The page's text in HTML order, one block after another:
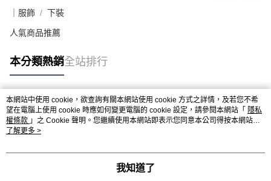
｜服飾 下裝
人氣商品推薦
本分類熱銷全站排行
熱門標籤
本網站中使用 cookie，欲查詢有關本網站使用 cookie 方式之詳情，及若您不希
望在電腦上使用 cookie 時應如何變更電腦的 cookie 設定，請參閱本網站「 隱私
權條款 」之 Cookie 聲明。您繼續使用本網站即表示您同意本公司得按本網站使
用條款之 Cookie 聲明使用 cookie。
了解更多 >
我知道了